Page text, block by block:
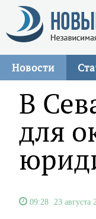
Новости
В
для
09:28 23 августа